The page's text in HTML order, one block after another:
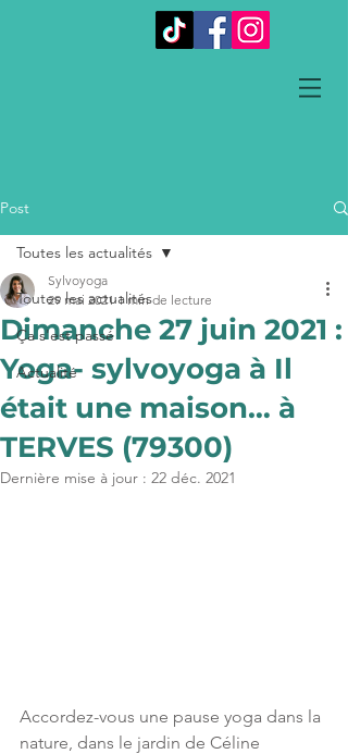
Post
Toutes les actualités
Ça s'est passé
Actualité
Toutes les actualités
Dimanche 27 juin 2021 :
Yoga- sylvoyoga à Il
était une maison… à
TERVES (79300)
Sylvoyoga
29 mai 2021 1 min de lecture
Dernière mise à jour : 22 déc. 2021
Accordez-vous une pause yoga dans la
nature, dans le jardin de Céline